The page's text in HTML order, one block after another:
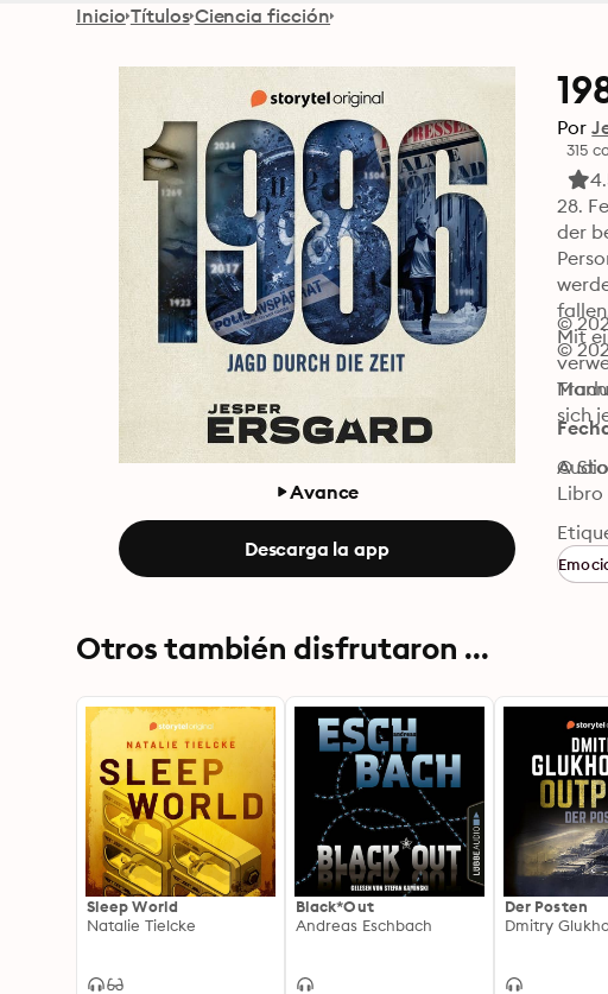
Inicio Títulos Ciencia ficción
Avance
Descarga la app
Por
315
28.
der
Mit
sich
©
©
©
Libro
Otros también disfrutaron ...
Sleep World
Natalie Tielcke
Black*Out
Andreas Eschbach
Der Posten
Dmitry